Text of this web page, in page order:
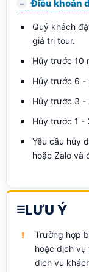
Điều khoản
Quý khách
giá trị tour.
Hủy trước 10
Hủy trước 6 -
Hủy trước 3 -
Hủy trước 1 -
Yêu cầu hủy
hoặc Zalo và
LƯU Ý
Trường hợp
hoặc dịch vụ
dịch vụ